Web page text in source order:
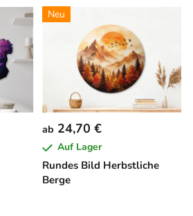
Neu
Rundes Bild Herbstliche
Berge
ab 24,70 €
Auf Lager